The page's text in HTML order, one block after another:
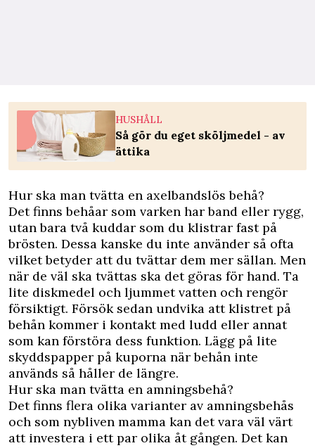
HUSHÅLL
Så gör du eget sköljmedel - av
ättika
Hur ska man tvätta en axelbandslös behå?
Det finns behåar som varken har band eller rygg,
utan bara två kuddar som du klistrar fast på
brösten. Dessa kanske du inte använder så ofta
vilket betyder att du tvättar dem mer sällan. Men
när de väl ska tvättas ska det göras för hand. Ta
lite diskmedel och ljummet vatten och rengör
försiktigt. Försök sedan undvika att klistret på
behån kommer i kontakt med ludd eller annat
som kan förstöra dess funktion. Lägg på lite
skyddspapper på kuporna när behån inte
används så håller de längre.
Hur ska man tvätta en amningsbehå?
Det finns flera olika varianter av amningsbehås
och som nybliven mamma kan det vara väl värt
att investera i ett par olika åt gången. Det kan